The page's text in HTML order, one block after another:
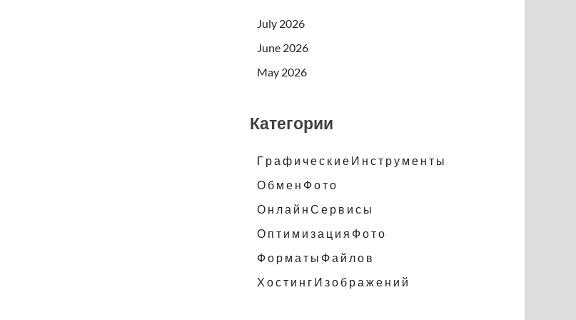
July 2026
June 2026
May 2026
Категории
Г р а ф и ч е с к и е И н с т р у м е н т ы
О б м е н Ф о т о
О н л а й н С е р в и с ы
О п т и м и з а ц и я Ф о т о
Ф о р м а т ы Ф а й л о в
Х о с т и н г И з о б р а ж е н и й